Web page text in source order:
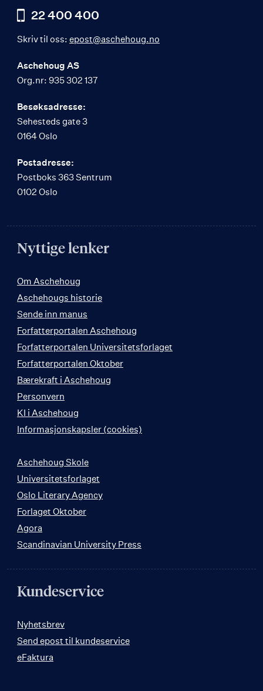
22 400 400
Skriv til oss: epost@aschehoug.no
Aschehoug AS
Org.nr: 935 302 137
Besøksadresse:
Sehesteds gate 3
0164 Oslo
Postadresse:
Postboks 363 Sentrum
0102 Oslo
Nyttige lenker
Om Aschehoug
Aschehougs historie
Sende inn manus
Forfatterportalen Aschehoug
Forfatterportalen Universitetsforlaget
Forfatterportalen Oktober
Bærekraft i Aschehoug
Personvern
KI i Aschehoug
Informasjonskapsler (cookies)
Aschehoug Skole
Universitetsforlaget
Oslo Literary Agency
Forlaget Oktober
Agora
Scandinavian University Press
Kundeservice
Nyhetsbrev
Send epost til kundeservice
eFaktura